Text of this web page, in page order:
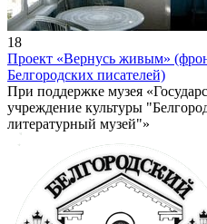
18
Проект «Вернусь живым»
Белгородских писателей)
При поддержке музея
учреждение культуры
литературный музей"»